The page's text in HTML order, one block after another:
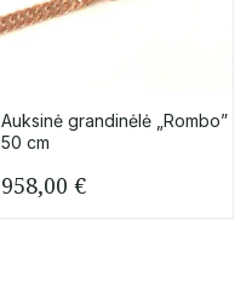
Auksinė grandinėlė „Rombo”
50 cm
958,00 €